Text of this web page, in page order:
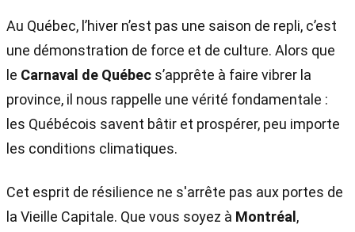
Au Québec, l’hiver n’est pas une saison de repli, c’est
une démonstration de force et de culture. Alors que
le Carnaval de Québec s’apprête à faire vibrer la
province, il nous rappelle une vérité fondamentale :
les Québécois savent bâtir et prospérer, peu importe
les conditions climatiques.
Cet esprit de résilience ne s'arrête pas aux portes de
la Vieille Capitale. Que vous soyez à Montréal ,